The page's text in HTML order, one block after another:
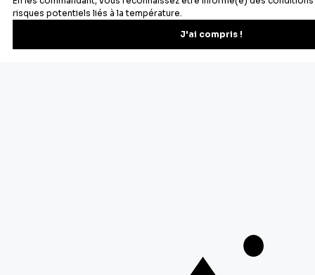
Newsletter
Recevez les recettes, astuces et offres spéciales.